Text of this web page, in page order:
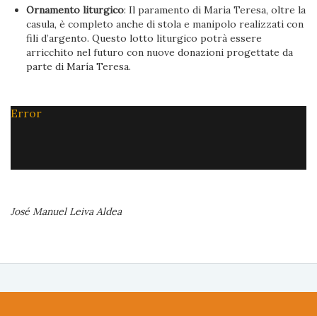
Ornamento liturgico: Il paramento di Maria Teresa, oltre la
casula, è completo anche di stola e manipolo realizzati con
fili d’argento. Questo lotto liturgico potrà essere
arricchito nel futuro con nuove donazioni progettate da
parte di María Teresa.
Error
José Manuel Leiva Aldea